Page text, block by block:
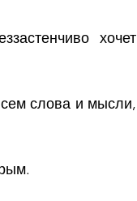
хочет
слова и мысли,